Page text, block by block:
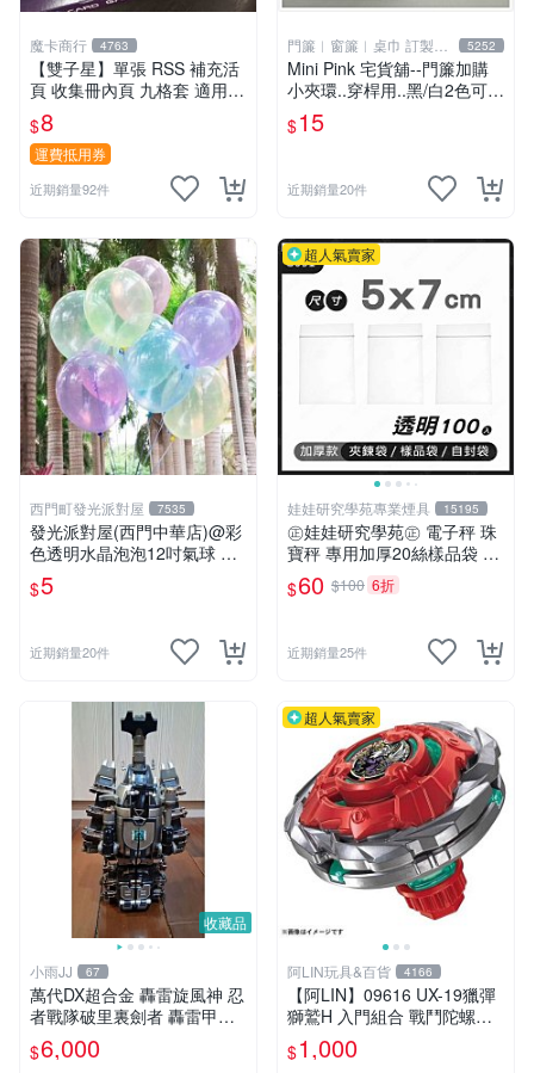
魔卡商行 4763
【雙子星】單張 RSS 補充活
頁 收集冊內頁 九格套 適用 P
TCG ws 鋼彈 迪士尼 柯南 哥
吉拉
$8
運費抵用券
近期銷量92件
門簾︱窗簾︱桌巾 訂製販
售
5252
Mini Pink 宅貨舖--門簾加購
小夾環..穿桿用..黑/白2色可選
【K000】不單獨販售
$15
近期銷量20件
西門町發光派對屋 7535
發光派對屋(西門中華店)@彩
色透明水晶泡泡12吋氣球 透
明彩色氣球
$5
近期銷量20件
超人氣賣家
娃娃研究學苑專業煙具 15195
㊣娃娃研究學苑㊣ 電子秤 珠
寶秤 專用加厚20絲樣品袋 夾
鏈袋 5X7 (G051)
$60 $100 6折
近期銷量25件
收藏品
小雨JJ 67
萬代DX超合金 轟雷旋風神 忍
者戰隊破里裏劍者 轟雷甲蟲
轟雷鍬形蟲 絕版稀有老物收
藏品
$6,000
超人氣賣家
阿LIN玩具&百貨 4166
【阿LIN】09616 UX-19獵彈
獅鷲H 入門組合 戰鬥陀螺ＸB
EYBLADE X
$1,000